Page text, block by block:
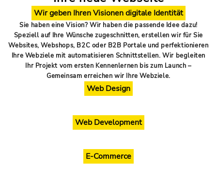
Wir geben Ihren Visionen digitale Identität
Sie haben eine Vision? Wir haben die passende Idee dazu!
Speziell auf Ihre Wünsche zugeschnitten, erstellen wir für Sie
Websites, Webshops, B2C oder B2B Portale und perfektionieren
Ihre Webziele mit automatisieren Schnittstellen. Wir begleiten
Ihr Projekt vom ersten Kennenlernen bis zum Launch –
Gemeinsam erreichen wir Ihre Webziele.
Web Design
Web Development
E-Commerce